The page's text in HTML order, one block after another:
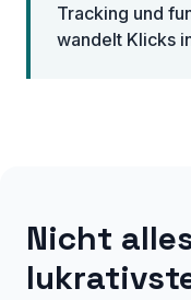
Tracking und
wandelt Klicks
Nicht